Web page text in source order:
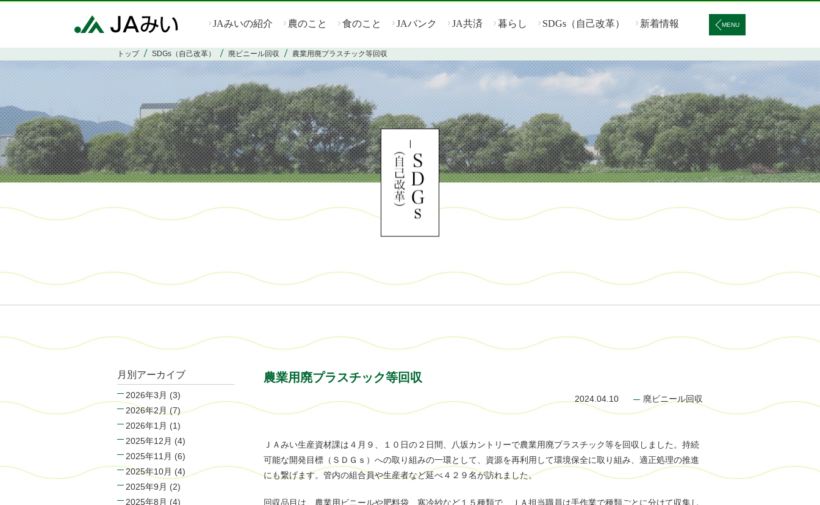
JAみいの紹介 農のこと 食のこと JAバンク JA共済 暮らし SDGs（自己改革） 新着情報 MENU
トップ SDGs（自己改革） 廃ビニール回収 農業用廃プラスチック等回収
農業用廃プラスチック等回収
2024.04.10 廃ビニール回収
ＪＡみい生産資材課は４月９、１０日の２日間、八坂カントリーで農業用廃プラスチック等を回収しました。持続
可能な開発目標（ＳＤＧｓ）への取り組みの一環として、資源を再利用して環境保全に取り組み、適正処理の推進
にも繋げます。管内の組合員や生産者など延べ４２９名が訪れました。
回収品目は、農業用ビニールや肥料袋、寒冷紗など１５種類で、ＪＡ担当職員は手作業で種類ごとに分けて収集し
月別アーカイブ
2026年3月 (3)
2026年2月 (7)
2026年1月 (1)
2025年12月 (4)
2025年11月 (6)
2025年10月 (4)
2025年9月 (2)
2025年8月 (4)